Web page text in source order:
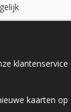
klantenservice
kaarten op